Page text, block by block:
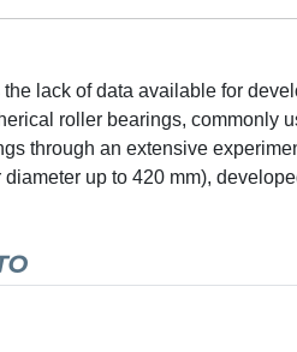
lack of data available for
roller bearings, commonly
through an extensive
up to 420 mm),